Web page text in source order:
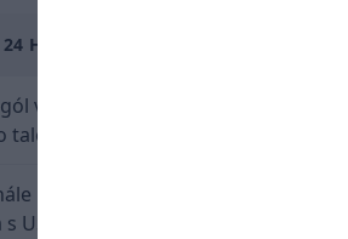
HODÍN
v oslabení! Pozrite si oba
Rychlíka proti USA
nestačil: Slovenská
USA a zabojuje o bronz